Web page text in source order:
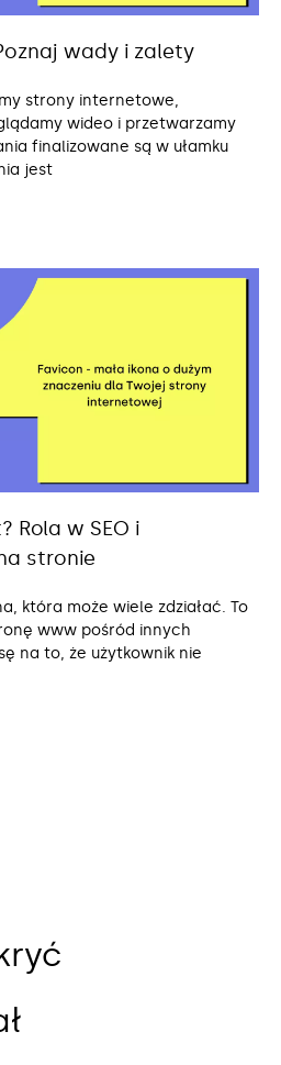
wady i zalety
strony internetowe,
wideo i przetwarzamy
finalizowane są w ułamku
jest
Rola w SEO i
stronie
która może wiele zdziałać. To
www pośród innych
na to, że użytkownik nie